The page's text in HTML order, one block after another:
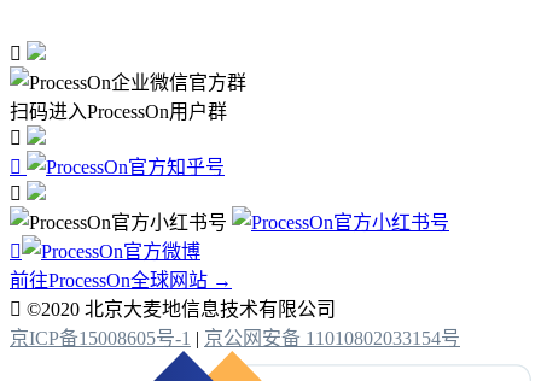

扫码进入ProcessOn用户群




前往ProcessOn全球网站 →
 ©2020 北京大麦地信息技术有限公司
京ICP备15008605号-1 | 京公网安备 11010802033154号